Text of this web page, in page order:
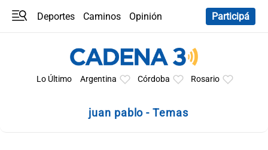
Deportes Caminos
Opinión
Participá
Lo Último Argentina Córdoba Rosario
juan pablo - Temas